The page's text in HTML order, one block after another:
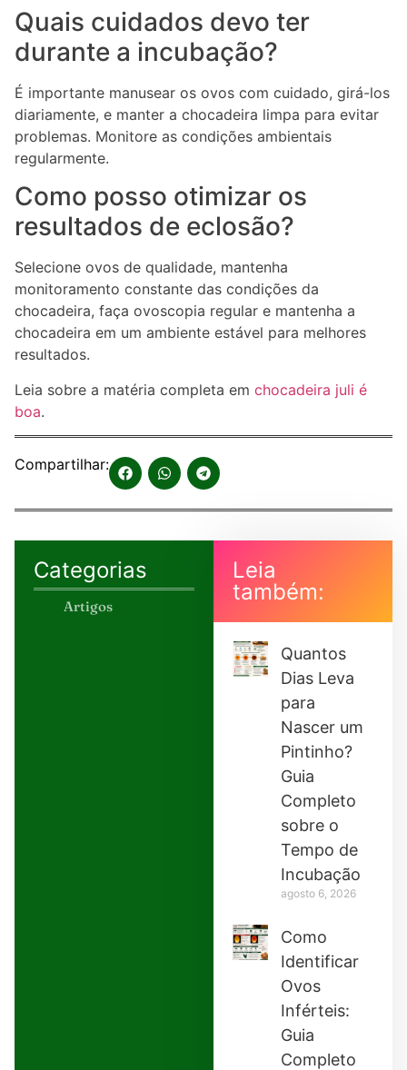
Quais cuidados devo ter
durante a incubação?
É importante manusear os ovos com cuidado, girá-los
diariamente, e manter a chocadeira limpa para evitar
problemas. Monitore as condições ambientais
regularmente.
Como posso otimizar os
resultados de eclosão?
Selecione ovos de qualidade, mantenha
monitoramento constante das condições da
chocadeira, faça ovoscopia regular e mantenha a
chocadeira em um ambiente estável para melhores
resultados.
Leia sobre a matéria completa em chocadeira juli é
boa.
Compartilhar:
Categorias
Artigos
Leia
também:
Quantos
Dias Leva
para
Nascer um
Pintinho?
Guia
Completo
sobre o
Tempo de
Incubação
agosto 6, 2026
Como
Identificar
Ovos
Inférteis:
Guia
Completo